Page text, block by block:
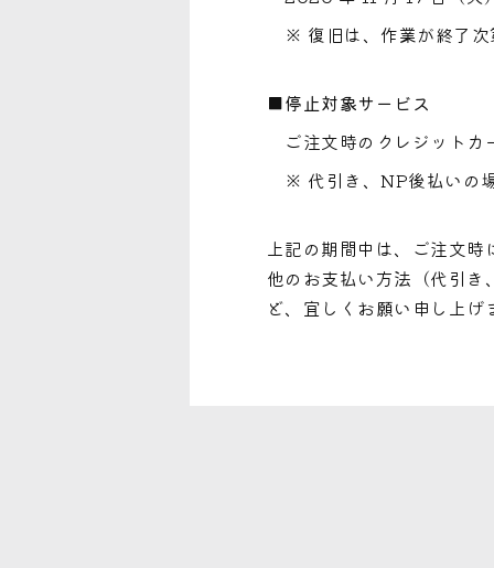
※ 復旧は、作業が終了次
■停止対象サービス
ご注文時のクレジットカ
※ 代引き、NP後払いの
上記の期間中は、ご注文
他のお支払い方法（代引
ど、宜しくお願い申し上げ